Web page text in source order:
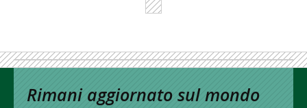
Rimani aggiornato sul mondo